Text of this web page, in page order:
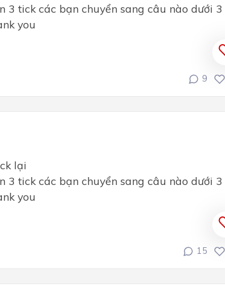
3 tick các bạn chuyển sang câu nào dưới 3
you
9
lại
3 tick các bạn chuyển sang câu nào dưới 3
you
15